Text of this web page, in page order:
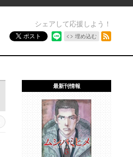
シェアして応援しよう！
ポスト 埋め込む
最新刊情報